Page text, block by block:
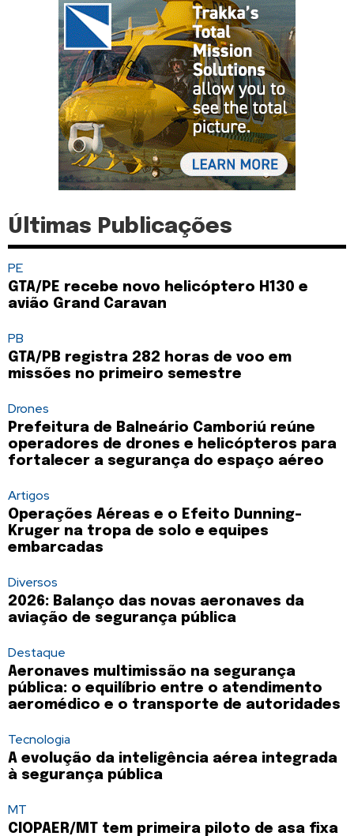
Últimas Publicações
PE
GTA/PE recebe novo helicóptero H130 e
avião Grand Caravan
PB
GTA/PB registra 282 horas de voo em
missões no primeiro semestre
Drones
Prefeitura de Balneário Camboriú reúne
operadores de drones e helicópteros para
fortalecer a segurança do espaço aéreo
Artigos
Operações Aéreas e o Efeito Dunning-
Kruger na tropa de solo e equipes
embarcadas
Diversos
2026: Balanço das novas aeronaves da
aviação de segurança pública
Destaque
Aeronaves multimissão na segurança
pública: o equilíbrio entre o atendimento
aeromédico e o transporte de autoridades
Tecnologia
A evolução da inteligência aérea integrada
à segurança pública
MT
CIOPAER/MT tem primeira piloto de asa fixa